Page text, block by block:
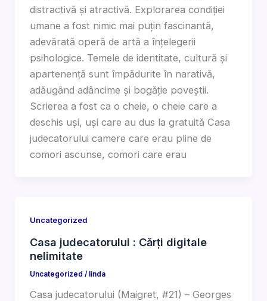
distractivă și atractivă. Explorarea condiției
umane a fost nimic mai puțin fascinantă,
adevărată operă de artă a înțelegerii
psihologice. Temele de identitate, cultură și
apartenență sunt împădurite în narativă,
adăugând adâncime și bogăție poveștii.
Scrierea a fost ca o cheie, o cheie care a
deschis uși, uși care au dus la gratuită Casa
judecatorului camere care erau pline de
comori ascunse, comori care erau
Uncategorized
Casa judecatorului : Cărți digitale
nelimitate
Uncategorized / linda
Casa judecatorului (Maigret, #21) – Georges